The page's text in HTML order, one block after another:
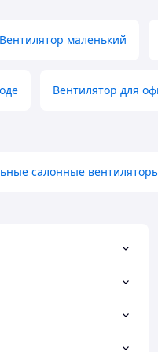
Вентилятор маленький
Вентилятор для
салонные